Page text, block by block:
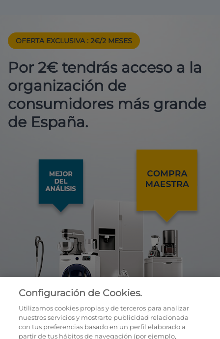
OFERTA EXCLUSIVA : 2€/2 MESES
Por 2€ tendrás acceso a la
organización de
consumidores más grande
de España.
Configuración de Cookies.
Utilizamos cookies propias y de terceros para analizar
nuestros servicios y mostrarte publicidad relacionada
con tus preferencias basado en un perfil elaborado a
partir de tus hábitos de navegación (por ejemplo,